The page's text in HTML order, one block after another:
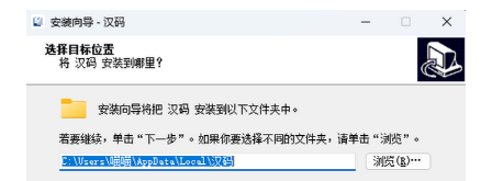
支持Excel、Sql、Access等常用的数据库、
支持2进制、10进制、16进制、26进制、36进制等
多种类序列化设置
6.多数据自由组合